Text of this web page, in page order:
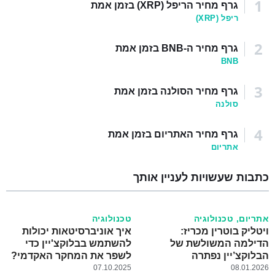
גרף מחיר הריפל (XRP) בזמן אמת
ריפל (XRP)
גרף מחיר ה-BNB בזמן אמת
BNB
גרף מחיר הסולנה בזמן אמת
סולנה
גרף מחיר האתריום בזמן אמת
אתריום
כתבות שעשויות לעניין אותך
אתריום, טכנולוגיה
ויטליק בוטרין מכריז:
הדילמה המשולשת של
הבלוקצ’יין נפתרה
08.01.2026
טכנולוגיה
איך אוניברסיטאות יכולות
להשתמש בבלוקצ'יין כדי
לשפר את המחקר האקדמי?
07.10.2025